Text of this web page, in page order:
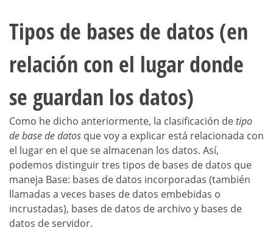
Tipos de bases de datos (en
relación con el lugar donde
se guardan los datos)
Como he dicho anteriormente, la clasificación detipo
de base de datos que voy a explicar está relacionada con
el lugar en el que se almacenan los datos. Así,
podemos distinguir tres tipos de bases de datos que
maneja Base: bases de datos incorporadas (también
llamadas a veces bases de datos embebidas o
incrustadas), bases de datos de archivo y bases de
datos de servidor.